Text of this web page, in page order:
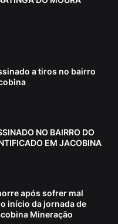
a tiros no bairro
NO BAIRRO DO
EM JACOBINA
após sofrer mal
início da jornada de
Mineração